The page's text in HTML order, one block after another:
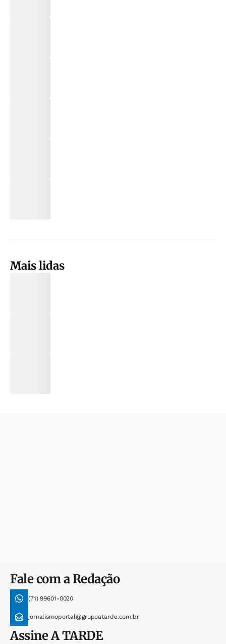
Mais lidas
Fale com a Redação
(71) 99601-0020
jornalismoportal@grupoatarde.com.br
AssineA TARDE